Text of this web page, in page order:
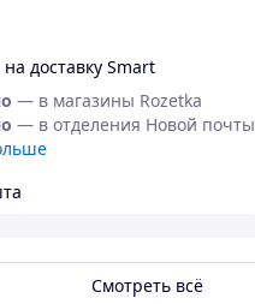
доставку Smart
— в магазины Rozetka
— в отделения Новой почты
Смотреть всё